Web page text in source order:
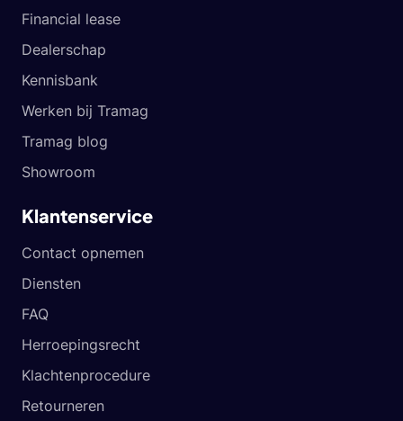
Financial lease
Dealerschap
Kennisbank
Werken bij Tramag
Tramag blog
Showroom
Klantenservice
Contact opnemen
Diensten
FAQ
Herroepingsrecht
Klachtenprocedure
Retourneren